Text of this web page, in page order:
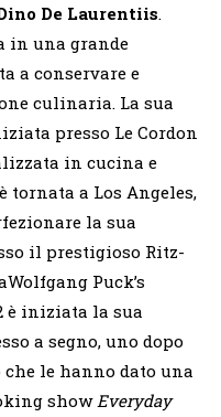
De Laurentiis.
in una grande
a conservare e
culinaria. La sua
presso Le Cordon
in cucina e
tornata a Los Angeles,
la sua
il prestigioso Ritz-
Puck’s
è iniziata la sua
a segno, uno dopo
che le hanno dato una
show Everyday